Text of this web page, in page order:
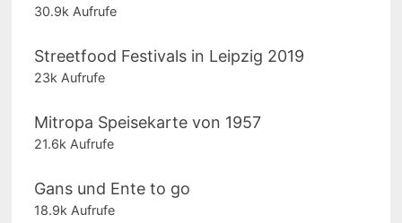
30.9k Aufrufe
Streetfood Festivals in Leipzig 2019
23k Aufrufe
Mitropa Speisekarte von 1957
21.6k Aufrufe
Gans und Ente to go
18.9k Aufrufe